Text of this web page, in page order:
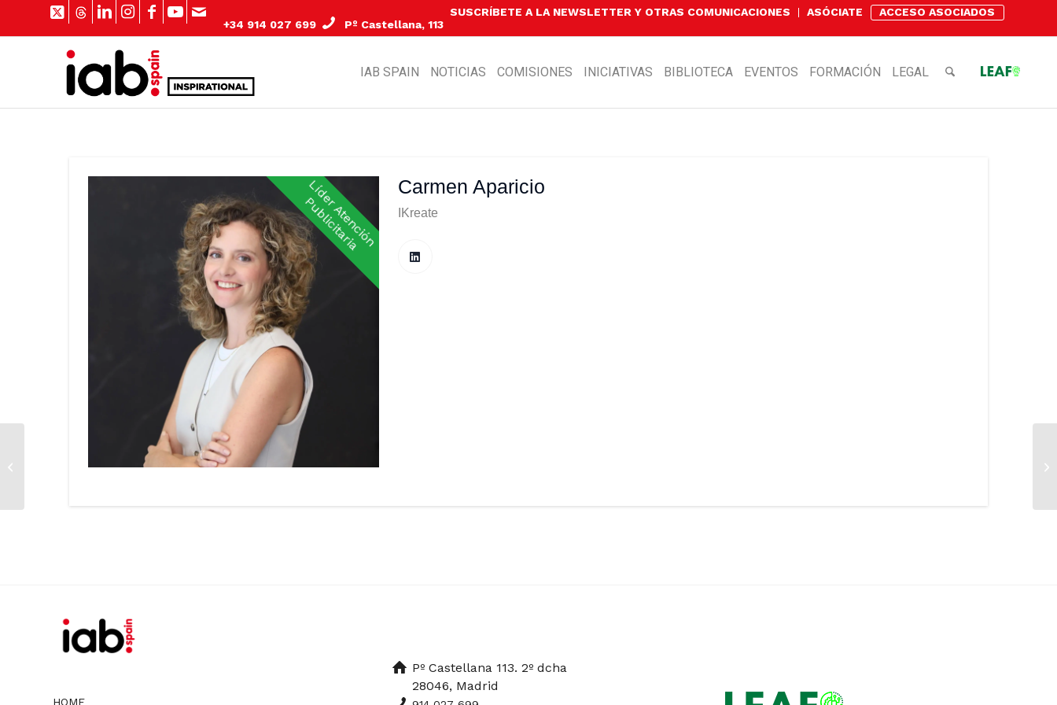
SUSCRÍBETE A LA NEWSLETTER Y OTRAS COMUNICACIONES ASÓCIATE
ACCESO ASOCIADOS
+34 914 027 699
Pº Castellana, 113
IAB SPAIN NOTICIAS COMISIONES INICIATIVAS BIBLIOTECA EVENTOS FORMACIÓN LEGAL
L
Í
D
E
R
A
T
E
N
C
I
Ó
N
P
U
B
L
I
C
I
T
A
R
I
A
Carmen Aparicio
IKreate
HOME
Pº Castellana 113. 2º dcha
28046, Madrid
Nancy de Castro